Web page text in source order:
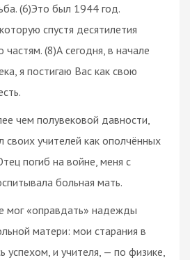
(6)Это был 1944 год.
спустя десятилетия
(8)А сегодня, в начале
я постигаю Вас как свою
чем полувековой давности,
своих учителей как ополчённых
погиб на войне, меня с
больная мать.
мог «оправдать» надежды
матери: мои старания в
успехом, и учителя, — по физике,